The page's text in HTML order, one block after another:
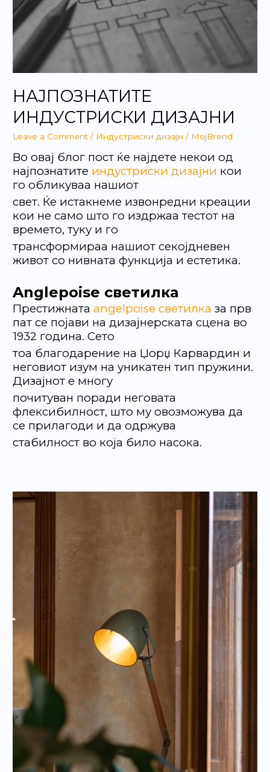
НАЈПОЗНАТИТЕ
ИНДУСТРИСКИ ДИЗАЈНИ
Leave a Comment / Индустриски дизајн / MojBrend
Во овај блог пост ќе најдете некои од
најпознатите индустриски дизајни кои
го обликуваа нашиот
свет. Ќе истакнеме извонредни креации
кои не само што го издржаа тестот на
времето, туку и го
трансформираа нашиот секојдневен
живот со нивната функција и естетика.
Anglepoise светилка
Престижнатаangelpoise светилка за прв
пат се појави на дизајнерската сцена во
1932 година. Сето
тоа благодарение на Џорџ Карвардин и
неговиот изум на уникатен тип пружини.
Дизајнот е многу
почитуван поради неговата
флексибилност, што му овозможува да
се прилагоди и да одржува
стабилност во која било насока.